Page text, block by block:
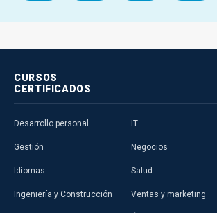
CURSOS
CERTIFICADOS
Desarrollo personal
Gestión
Idiomas
Ingeniería y Construcción
IT
Negocios
Salud
Ventas y marketing